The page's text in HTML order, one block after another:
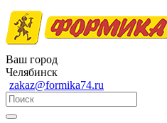
Ваш город
Челябинск
zakaz@formika74.ru